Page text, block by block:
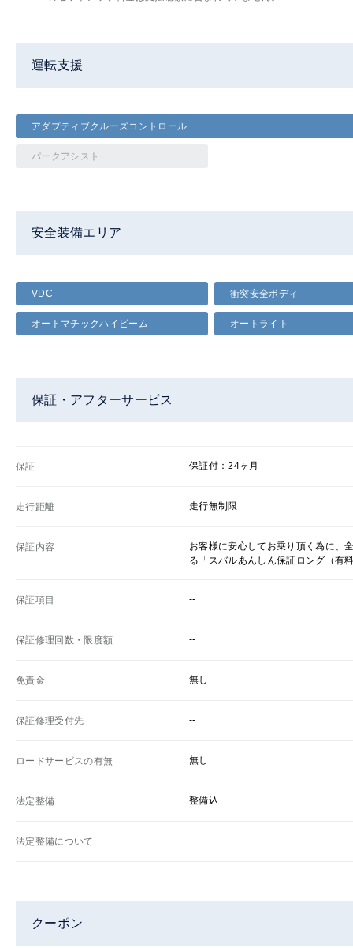
運転支援
アダプティブクルーズコントロール
パークアシスト
安全装備エリア
VDC 衝突安全ボディ
オートマチックハイビーム オートライト
保証・アフターサービス
保証 保証付：24ヶ月
走行距離 走行無制限
保証内容
お客様に安心してお乗り頂く為に、
る「スバルあんしん保証ロング（有
保証項目 --
保証修理回数・限度額 --
免責金 無し
保証修理受付先 --
ロードサービスの有無 無し
法定整備 整備込
法定整備について --
クーポン